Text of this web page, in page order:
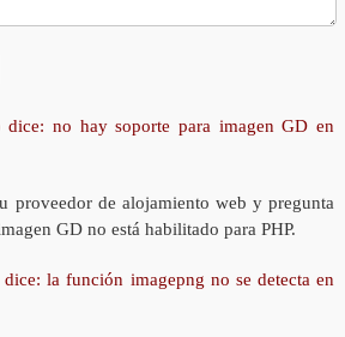
dice: no hay soporte para imagen GD en
proveedor de alojamiento web y pregunta
GD no está habilitado para PHP.
la función imagepng no se detecta en